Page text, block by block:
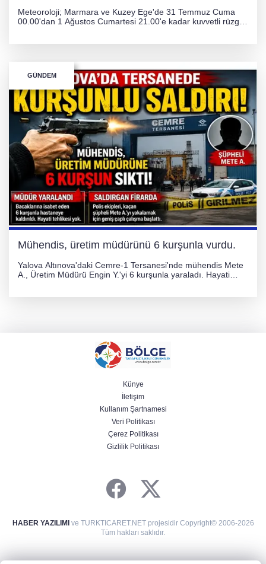
Meteoroloji; Marmara ve Kuzey Ege'de 31 Temmuz Cuma
00.00'dan 1 Ağustos Cumartesi 21.00'e kadar kuvvetli rüzgar
GÜNDEM
Mühendis, üretim müdürünü 6 kurşunla vurdu.
Yalova Altınova'daki Cemre-1 Tersanesi'nde mühendis Mete
A., Üretim Müdürü Engin Y.'yi 6 kurşunla yaraladı. Hayati
Künye
İletişim
Kullanım Şartnamesi
Veri Politikası
Çerez Politikası
Gizlilik Politikası
HABER YAZILIMIve TURKTICARET.NET projesidir Copyright© 2006-2026
Tüm hakları saklıdır.